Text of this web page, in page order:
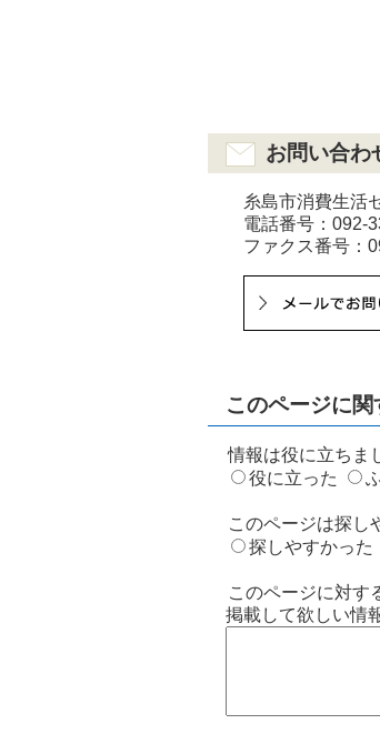
お問い合わ
糸島市消費生活
電話番号：092-
ファクス番号：
このページに関
情報は役に立ちま
役に立った
このページは探し
探しやすかった
このページに対す
掲載して欲しい情